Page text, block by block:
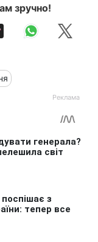
зручно!